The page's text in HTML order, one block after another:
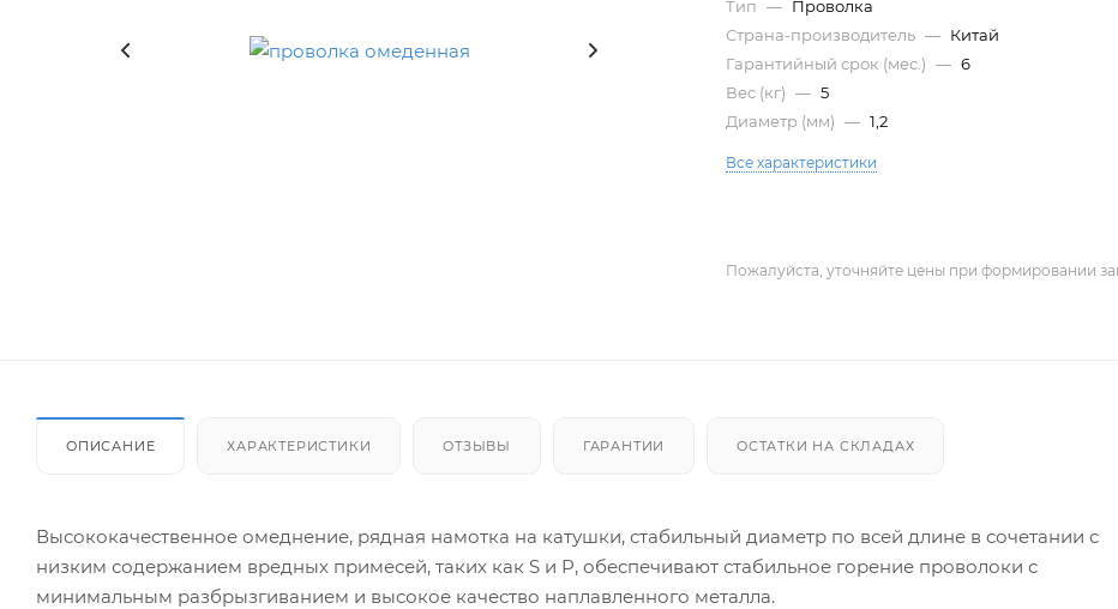
Тип — Проволка
Страна-производитель — Китай
Гарантийный срок (мес.) — 6
Вес (кг) — 5
Диаметр (мм) — 1,2
Все характеристики
Пожалуйста, уточняйте цены при формировании
ОПИСАНИЕ ХАРАКТЕРИСТИКИ ОТЗЫВЫ ГАРАНТИИ ОСТАТКИ НА СКЛАДАХ
Высококачественное омеднение, рядная намотка на катушки, стабильный диаметр по всей длине в сочетании с
низким содержанием вредных примесей, таких как S и P, обеспечивают стабильное горение проволоки с
минимальным разбрызгиванием и высокое качество наплавленного металла.